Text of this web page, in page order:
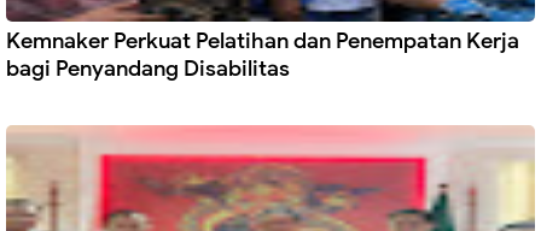
Kemnaker Perkuat Pelatihan dan Penempatan Kerja
bagi Penyandang Disabilitas